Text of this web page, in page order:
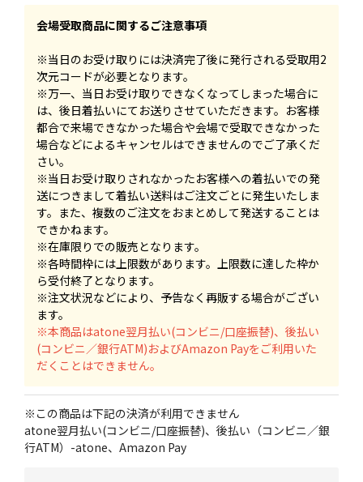
会場受取商品に関するご注意事項
※当日のお受け取りには決済完了後に発行される受取用2
次元コードが必要となります。
※万一、当日お受け取りできなくなってしまった場合に
は、後日着払いにてお送りさせていただきます。お客様
都合で来場できなかった場合や会場で受取できなかった
場合などによるキャンセルはできませんのでご了承くだ
さい。
※当日お受け取りされなかったお客様への着払いでの発
送につきまして着払い送料はご注文ごとに発生いたしま
す。また、複数のご注文をおまとめして発送することは
できかねます。
※在庫限りでの販売となります。
※各時間枠には上限数があります。上限数に達した枠か
ら受付終了となります。
※注文状況などにより、予告なく再販する場合がござい
ます。
※本商品はatone翌月払い(コンビニ/口座振替)、後払い
(コンビニ／銀行ATM)およびAmazon Payをご利用いた
だくことはできません。
※この商品は下記の決済が利用できません
atone翌月払い(コンビニ/口座振替)、後払い（コンビニ／銀
行ATM）-atone、Amazon Pay